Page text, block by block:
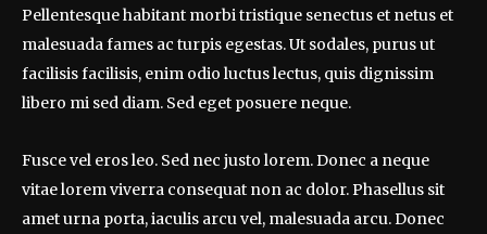
Pellentesque habitant morbi tristique senectus et netus et
malesuada fames ac turpis egestas. Ut sodales, purus ut
facilisis facilisis, enim odio luctus lectus, quis dignissim
libero mi sed diam. Sed eget posuere neque.
Fusce vel eros leo. Sed nec justo lorem. Donec a neque
vitae lorem viverra consequat non ac dolor. Phasellus sit
amet urna porta, iaculis arcu vel, malesuada arcu. Donec